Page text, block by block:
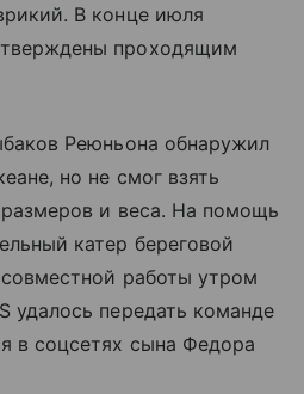
В конце июля
проходящим
Реюньона обнаружил
но не смог взять
и веса. На помощь
катер береговой
работы утром
удалось передать команде
в соцсетях сына Федора